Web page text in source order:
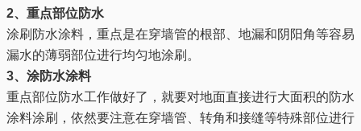
2、重点部位防水
涂刷防水涂料，重点是在穿墙管的根部、地漏和阴阳角等容易
漏水的薄弱部位进行均匀地涂刷。
3、涂防水涂料
重点部位防水工作做好了，就要对地面直接进行大面积的防水
涂料涂刷，依然要注意在穿墙管、转角和接缝等特殊部位进行